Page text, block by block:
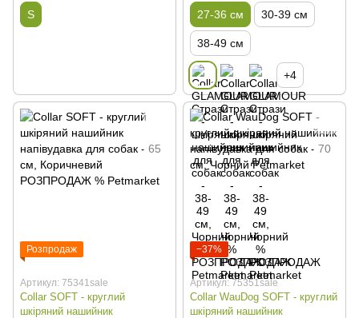
S 27-36 см 30-39 см
38-49 см
+4
Розпродаж
Артикул: 75341sale
Collar SOFT - круглий
шкіряний нашийник
−37%
Артикул: 75351sale
Collar WauDog SOFT - круглий
шкіряний нашийник